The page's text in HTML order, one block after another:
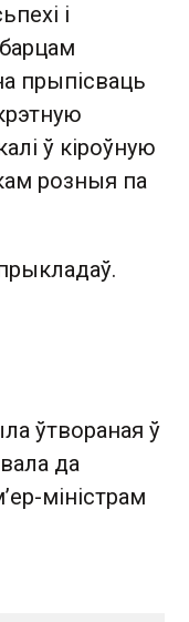
і
прыпісваць
ў кіроўную
розныя па
ўтвораная ў
да
міністрам